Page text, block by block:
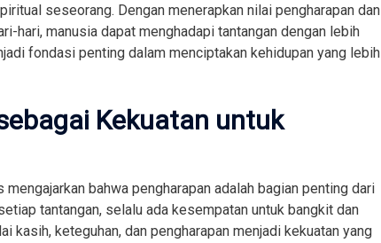
seseorang. Dengan menerapkan nilai pengharapan dan
hari, manusia dapat menghadapi tantangan dengan lebih
fondasi penting dalam menciptakan kehidupan yang lebih
Kekuatan untuk
mengajarkan bahwa pengharapan adalah bagian penting dari
tantangan, selalu ada kesempatan untuk bangkit dan
kasih, keteguhan, dan pengharapan menjadi kekuatan yang